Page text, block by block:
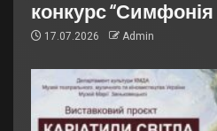
конкурс “Симфонія
17.07.2026 Admin